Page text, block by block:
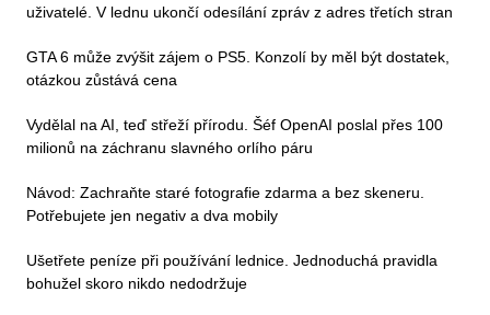
uživatelé. V lednu ukončí odesílání zpráv z adres třetích stran
GTA 6 může zvýšit zájem o PS5. Konzolí by měl být dostatek,
otázkou zůstává cena
Vydělal na AI, teď střeží přírodu. Šéf OpenAI poslal přes 100
milionů na záchranu slavného orlího páru
Návod: Zachraňte staré fotografie zdarma a bez skeneru.
Potřebujete jen negativ a dva mobily
Ušetřete peníze při používání lednice. Jednoduchá pravidla
bohužel skoro nikdo nedodržuje